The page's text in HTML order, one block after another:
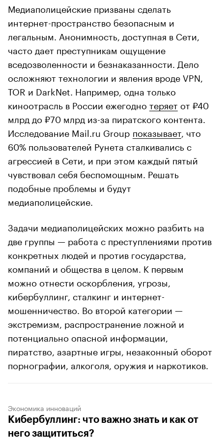
Медиаполицейские призваны сделать
интернет-пространство безопасным и
легальным. Анонимность, доступная в Сети,
часто дает преступникам ощущение
вседозволенности и безнаказанности. Дело
осложняют технологии и явления вроде VPN,
TOR и DarkNet. Например, одна только
киноотрасль в России ежегоднотеряет от ₽40
млрд до ₽70 млрд из-за пиратского контента.
Исследование Mail.ru Group показывает, что
60% пользователей Рунета сталкивались с
агрессией в Сети, и при этом каждый пятый
чувствовал себя беспомощным. Решать
подобные проблемы и будут
медиаполицейские.
Задачи медиаполицейских можно разбить на
две группы — работа с преступлениями против
конкретных людей и против государства,
компаний и общества в целом. К первым
можно отнести оскорбления, угрозы,
кибербуллинг, сталкинг и интернет-
мошенничество. Во второй категории —
экстремизм, распространение ложной и
потенциально опасной информации,
пиратство, азартные игры, незаконный оборот
порнографии, алкоголя, оружия и наркотиков.
Экономика инноваций
Кибербуллинг: что важно знать и как от
него защититься?